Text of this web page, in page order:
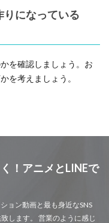
になっている
を確認しましょう。お
を考えましょう。
！アニメとLINEで
ョン動画と最も身近なSNS
します。 営業のように感じ